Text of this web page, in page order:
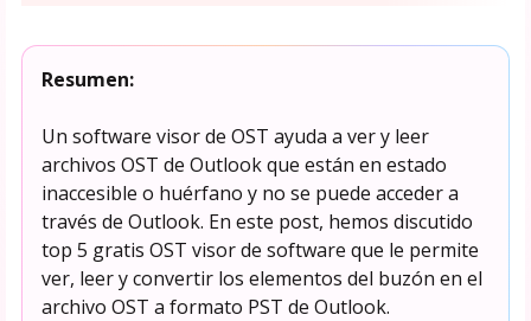
Resumen:
Un software visor de OST ayuda a ver y leer
archivos OST de Outlook que están en estado
inaccesible o huérfano y no se puede acceder a
través de Outlook. En este post, hemos discutido
top 5 gratis OST visor de software que le permite
ver, leer y convertir los elementos del buzón en el
archivo OST a formato PST de Outlook.